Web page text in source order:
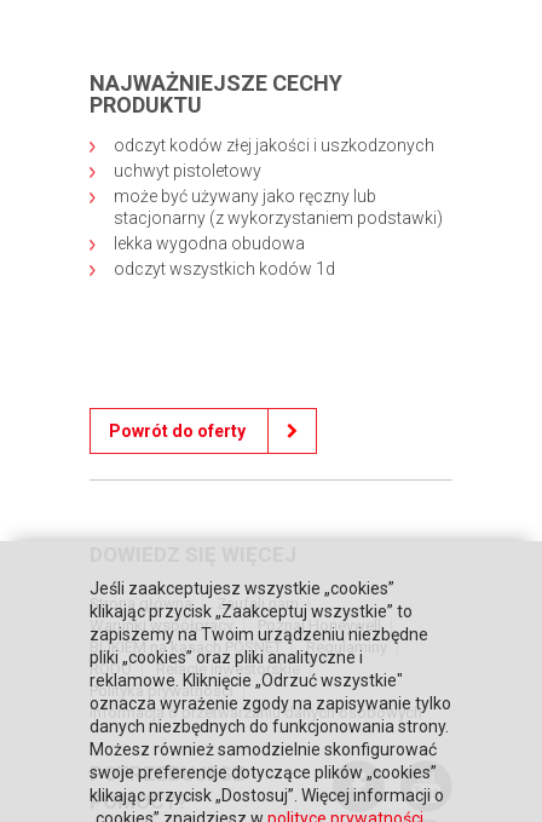
NAJWAŻNIEJSZE CECHY
PRODUKTU
odczyt kodów złej jakości i uszkodzonych
uchwyt pistoletowy
może być używany jako ręczny lub
stacjonarny (z wykorzystaniem podstawki)
lekka wygodna obudowa
odczyt wszystkich kodów 1d
Powrót do oferty
Strona główna
Zaufali nam
Warunki współpracy
Poznaj Honeywell
BLIKIEM na kasach POSNET
Regulaminy
RODO
Relacje inwestorskie
Polityka prywatności
Informacja o przetwarzaniu danych osobowych
POTRZEBUJESZ
POMOCY?
Jeśli zaakceptujesz wszystkie „cookies”
klikając przycisk „Zaakceptuj wszystkie” to
zapiszemy na Twoim urządzeniu niezbędne
pliki „cookies” oraz pliki analityczne i
reklamowe. Kliknięcie „Odrzuć wszystkie"
oznacza wyrażenie zgody na zapisywanie tylko
danych niezbędnych do funkcjonowania strony.
Możesz również samodzielnie skonfigurować
swoje preferencje dotyczące plików „cookies”
klikając przycisk „Dostosuj”. Więcej informacji o